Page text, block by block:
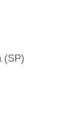
(SP)